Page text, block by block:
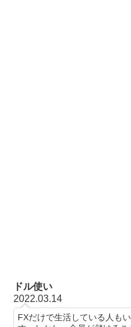
ドル使い
2022.03.14
FXだけで生活している人も